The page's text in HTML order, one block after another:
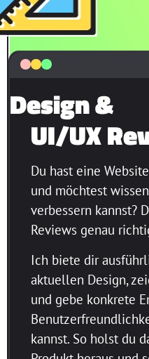
Design&
UI/UX
Du hast eine
und möchtest
verbessern kannst?
Reviews genau
Ich biete dir
aktuellen Design,
und gebe konkrete
kannst. So holst du